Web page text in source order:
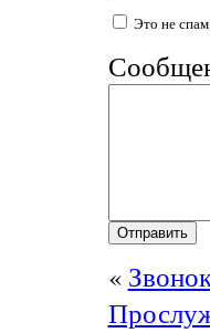
Это не
«